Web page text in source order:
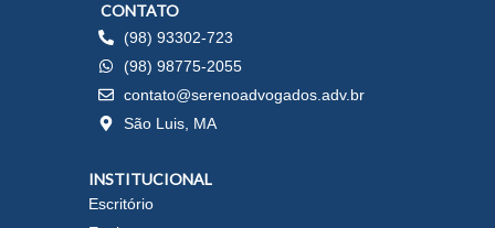
CONTATO
(98) 93302-723
(98) 98775-2055
contato@serenoadvogados.adv.br
São Luis, MA
INSTITUCIONAL
Escritório